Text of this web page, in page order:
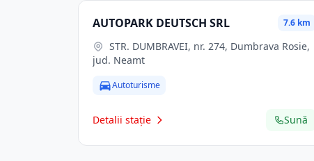
AUTOPARK DEUTSCH SRL 7.6 km
jud. Neamt
Autoturisme
Detalii stație Sună